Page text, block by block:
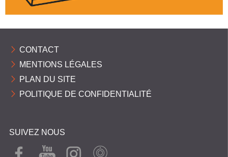
S
Y
R
É
E
CONTACT
MENTIONS LÉGALES
PLAN DU SITE
POLITIQUE DE CONFIDENTIALITÉ
SUIVEZ NOUS
FAC
YOU
INST
WEB